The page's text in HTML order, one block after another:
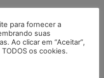
para fornecer a
suas
Ao clicar em “Aceitar”,
os cookies.